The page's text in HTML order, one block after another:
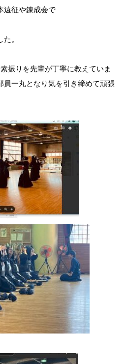
遠征や錬成会で
。
振りを先輩が丁寧に教えていま
員一丸となり気を引き締めて頑張